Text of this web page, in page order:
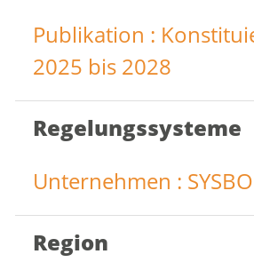
Publikation :
2025 bis 2028
Regelungssysteme
Unternehmen :
Region